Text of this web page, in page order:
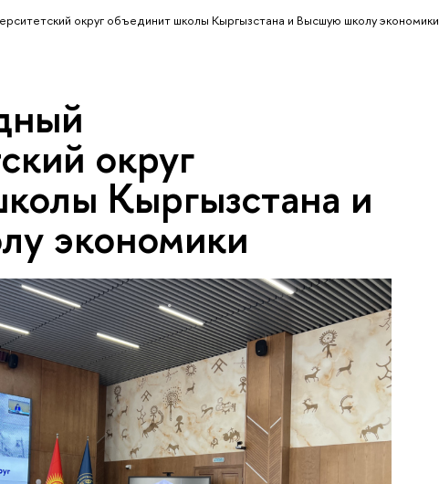
округ объединит школы Кыргызстана и Высшую школу экономики
округ
Кыргызстана и
экономики